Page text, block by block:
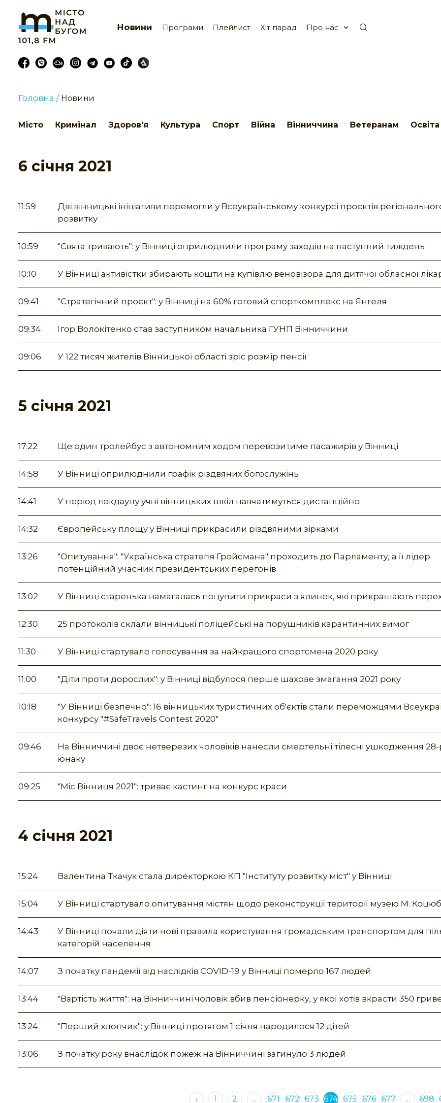
Новини Програми Плейлист Хіт парад Про нас
Головна / Новини
Місто Кримінал Здоров'я Культура Спорт Війна Вінниччина Ветеранам Освіта
6 січня 2021
11:59
Дві вінницькі ініціативи перемогли у Всеукраїнському конкурсі проєктів
розвитку
10:59 "Свята тривають": у Вінниці оприлюднили програму заходів на наступний тиждень
10:10 У Вінниці активістки збирають кошти на купівлю веновізора для дитячої обласної
09:41 "Стратегічний проєкт": у Вінниці на 60% готовий спорткомплекс на Янгеля
09:34 Ігор Волокітенко став заступником начальника ГУНП Вінниччини
09:06 У 122 тисяч жителів Вінницької області зріс розмір пенсії
5 січня 2021
17:22 Ще один тролейбус з автономним ходом перевозитиме пасажирів у Вінниці
14:58 У Вінниці оприлюднили графік різдвяних богослужінь
14:41 У період локдауну учні вінницьких шкіл навчатимуться дистанційно
14:32 Європейську площу у Вінниці прикрасили різдвяними зірками
13:26
"Опитування": "Українська стратегія Гройсмана" проходить до Парламенту, а її лідер
потенційний учасник президентських перегонів
13:02 У Вінниці старенька намагалась поцупити прикраси з ялинок, які прикрашають
12:30 25 протоколів склали вінницькі поліцейські на порушників карантинних вимог
11:30 У Вінниці стартувало голосування за найкращого спортсмена 2020 року
11:00 "Діти проти дорослих": у Вінниці відбулося перше шахове змагання 2021 року
10:18
"У Вінниці безпечно": 16 вінницьких туристичних об'єктів стали переможцями
конкурсу "#SafeTravels Contest 2020"
09:46
На Вінниччині двоє нетверезих чоловіків нанесли смертельні тілесні ушкодження
юнаку
09:25 "Міс Вінниця 2021": триває кастинг на конкурс краси
4 січня 2021
15:24 Валентина Ткачук стала директоркою КП "Інституту розвитку міст" у Вінниці
15:04 У Вінниці стартувало опитування містян щодо реконструкції території музею М.
14:43
У Вінниці почали діяти нові правила користування громадським транспортом для
категорій населення
14:07 З початку пандемії від наслідків CОVID-19 у Вінниці померло 167 людей
13:44 "Вартість життя": на Вінниччині чоловік вбив пенсіонерку, у якої хотів вкрасти 350
13:24 "Перший хлопчик": у Вінниці протягом 1 січня народилося 12 дітей
13:06 З початку року внаслідок пожеж на Вінниччині загинуло 3 людей
‹ 1 2 ... 671 672 673 674 675 676 677 ... 698